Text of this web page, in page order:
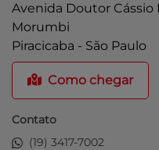
Avenida Doutor Cássio
Morumbi
Piracicaba - São Paulo
Como chegar
Contato
(19) 3417-7002